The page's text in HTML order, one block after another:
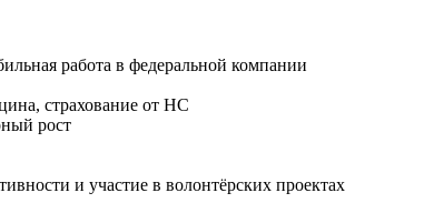
работа в федеральной компании
страхование от НС
рост
и участие в волонтёрских проектах